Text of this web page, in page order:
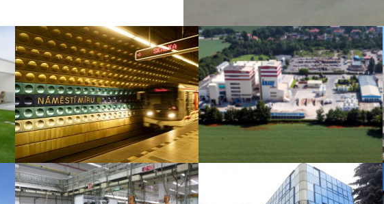
Rekonstrukce pražského metra ISO 50001